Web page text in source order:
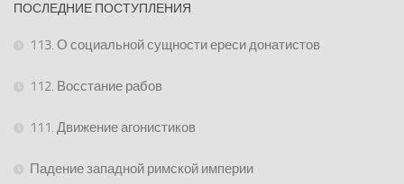
ПОСЛЕДНИЕ ПОСТУПЛЕНИЯ
113. О социальной сущности ереси донатистов
112. Восстание рабов
111. Движение агонистиков
Падение западной римской империи